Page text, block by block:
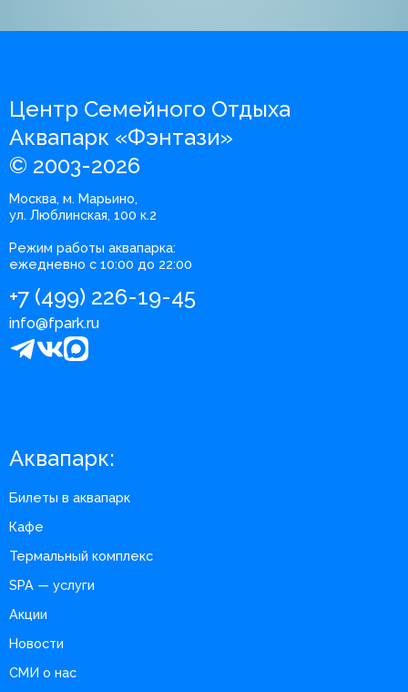
Центр Семейного Отдыха
Аквапарк «Фэнтази»
© 2003-2026
Москва, м. Марьино,
ул. Люблинская, 100 к.2
Режим работы аквапарка:
ежедневно с 10:00 до 22:00
+7 (499) 226-19-45
info@fpark.ru
Аквапарк:
Билеты в аквапарк
Кафе
Термальный комплекс
SPA — услуги
Акции
Новости
СМИ о нас